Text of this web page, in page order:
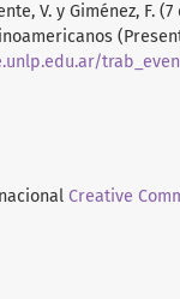
V. y Giménez,
Creative